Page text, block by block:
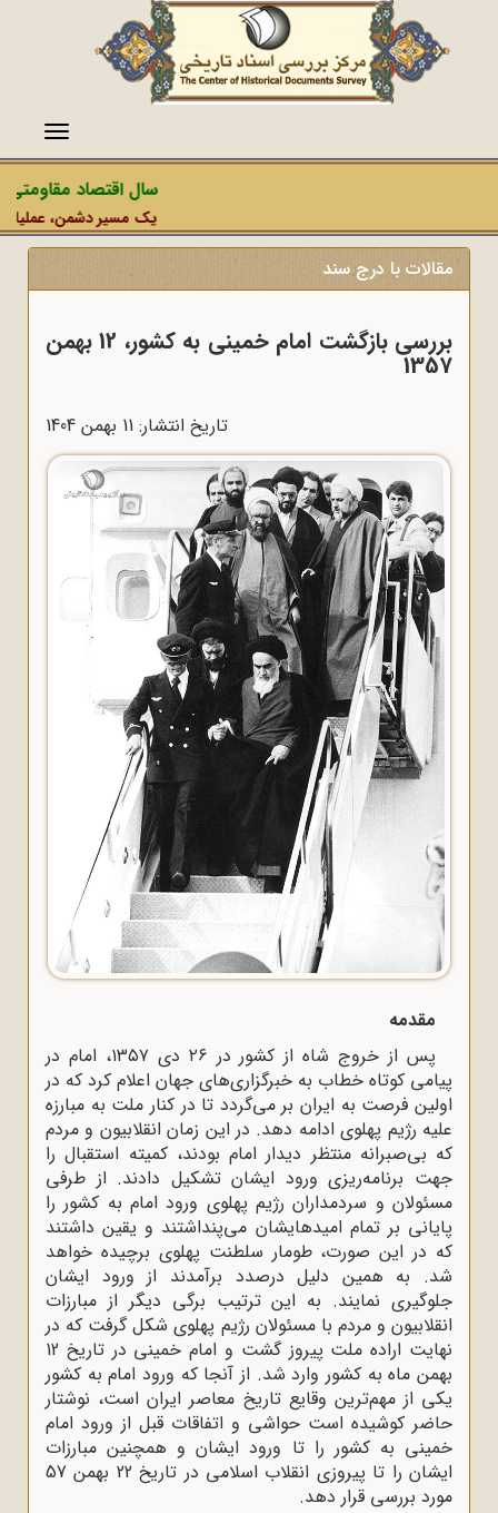
منو
سال اقتصاد
یک مسیر دشمن، عملیات
مقالات با درج سند
بررسی بازگشت امام خمینی به کشور، 12 بهمن
1357
تاریخ انتشار: 11 بهمن 1404
مقدمه
پس از خروج شاه از کشور در ۲۶ دی ۱۳۵۷، امام در
پیامی کوتاه خطاب به خبرگزاری‌های جهان اعلام کرد که در
اولین فرصت به ایران بر می‌گردد تا در کنار ملت به مبارزه
علیه رژیم پهلوی ادامه دهد. در این زمان انقلابیون و مردم
که بی‌صبرانه منتظر دیدار امام بودند، کمیته استقبال را
جهت برنامه‌ریزی ورود ایشان تشکیل دادند. از طرفی
مسئولان و سردمداران رژیم پهلوی ورود امام به کشور را
پایانی بر تمام امیدهایشان می‌پنداشتند و یقین داشتند
که در این صورت، طومار سلطنت پهلوی برچیده خواهد
شد. به همین دلیل درصدد برآمدند از ورود ایشان
جلوگیری نمایند. به این ترتیب برگی دیگر از مبارزات
انقلابیون و مردم با مسئولان رژیم پهلوی شکل گرفت که در
نهایت اراده ملت پیروز گشت و امام خمینی در تاریخ 12
بهمن ماه به کشور وارد شد. از آنجا که ورود امام به کشور
یکی از مهم‌ترین وقایع تاریخ معاصر ایران است، نوشتار
حاضر کوشیده است حواشی و اتفاقات قبل از ورود امام
خمینی به کشور را تا ورود ایشان و همچنین مبارزات
ایشان را تا پیروزی انقلاب اسلامی در تاریخ 22 بهمن 57
مورد بررسی قرار دهد.